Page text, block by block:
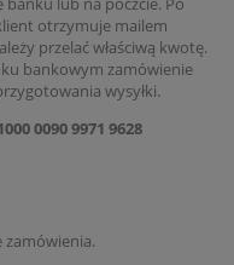
otrzymuje mailem
przelać właściwą kwotę.
bankowym zamówienie
wysyłki.
0090 9971 9628
zamówienia.